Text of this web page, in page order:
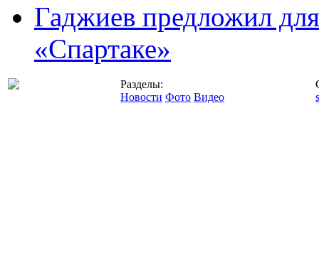
Гаджиев предложил
«Спартаке»
Разделы:
Новости Фото Видео